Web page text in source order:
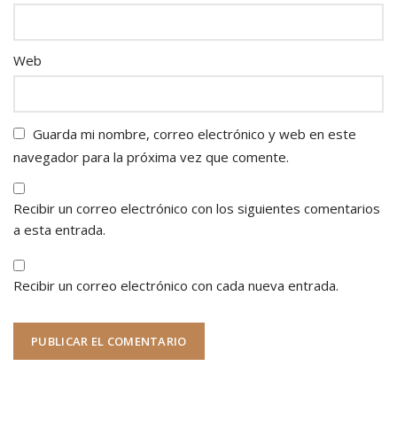
Web
Guarda mi nombre, correo electrónico y web en este
navegador para la próxima vez que comente.
Recibir un correo electrónico con los siguientes comentarios
a esta entrada.
Recibir un correo electrónico con cada nueva entrada.